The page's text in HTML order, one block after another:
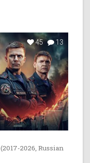
45 13
(2017-2026, Russian